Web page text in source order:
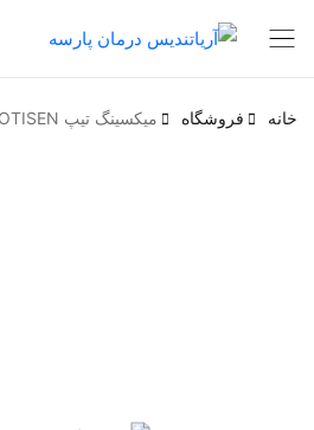
خانه فروشگاه میکسینگ تیپ COTISEN